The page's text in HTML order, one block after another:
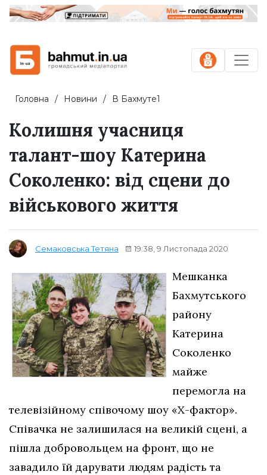
Головна Новини В Бахмуте1
Колишня учасниця
талант-шоу Катерина
Соколенко: від сцени до
військового життя
Семаковська Тетяна 19:38, 9 Листопада 2020
Мешканка
Бахмутського
району
Катерина
Соколенко
майже
перемогла на
телевізійному співочому шоу «Х-фактор».
Співачка не залишилася на великій сцені, а
пішла добровольцем на фронт, що не
завадило їй дарувати людям радість та